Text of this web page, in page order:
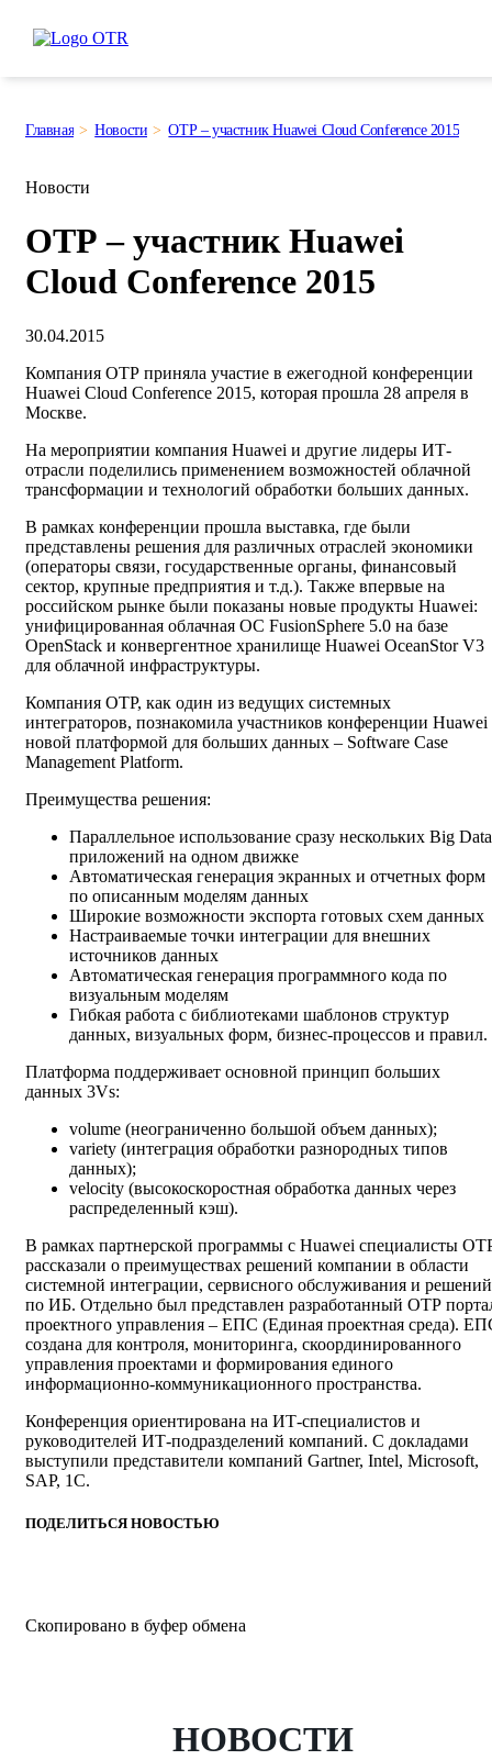
Главная Новости ОТР – участник Huawei Cloud Conference 2015
Новости
ОТР – участник Huawei
Cloud Conference 2015
30.04.2015
Компания ОТР приняла участие в ежегодной конференции
Huawei Cloud Conference 2015, которая прошла 28 апреля в
Москве.
На мероприятии компания Huawei и другие лидеры ИТ-
отрасли поделились применением возможностей облачной
трансформации и технологий обработки больших данных.
В рамках конференции прошла выставка, где были
представлены решения для различных отраслей экономики
(операторы связи, государственные органы, финансовый
сектор, крупные предприятия и т.д.). Также впервые на
российском рынке были показаны новые продукты Huawei:
унифицированная облачная ОС FusionSphere 5.0 на базе
OpenStack и конвергентное хранилище Huawei OceanStor V3
для облачной инфраструктуры.
Компания ОТР, как один из ведущих системных
интеграторов, познакомила участников конференции Huawei
новой платформой для больших данных – Software Case
Management Platform.
Преимущества решения:
Параллельное использование сразу нескольких Big Data
приложений на одном движке
Автоматическая генерация экранных и отчетных форм
по описанным моделям данных
Широкие возможности экспорта готовых схем данных
Настраиваемые точки интеграции для внешних
источников данных
Автоматическая генерация программного кода по
визуальным моделям
Гибкая работа с библиотеками шаблонов структур
данных, визуальных форм, бизнес-процессов и правил.
Платформа поддерживает основной принцип больших
данных 3Vs:
volume (неограниченно большой объем данных);
variety (интеграция обработки разнородных типов
данных);
velocity (высокоскоростная обработка данных через
распределенный кэш).
В рамках партнерской программы с Huawei специалисты
рассказали о преимуществах решений компании в области
системной интеграции, сервисного обслуживания и решений
по ИБ. Отдельно был представлен разработанный ОТР
проектного управления – ЕПС (Единая проектная среда).
создана для контроля, мониторинга, скоординированного
управления проектами и формирования единого
информационно-коммуникационного пространства.
Конференция ориентирована на ИТ-специалистов и
руководителей ИТ-подразделений компаний. С докладами
выступили представители компаний Gartner, Intel, Microsoft,
SAP, 1C.
ПОДЕЛИТЬСЯ НОВОСТЬЮ
Скопировано в буфер обмена
НОВОСТИ